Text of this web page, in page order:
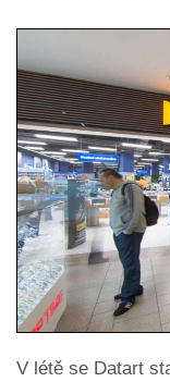
V létě se Datart